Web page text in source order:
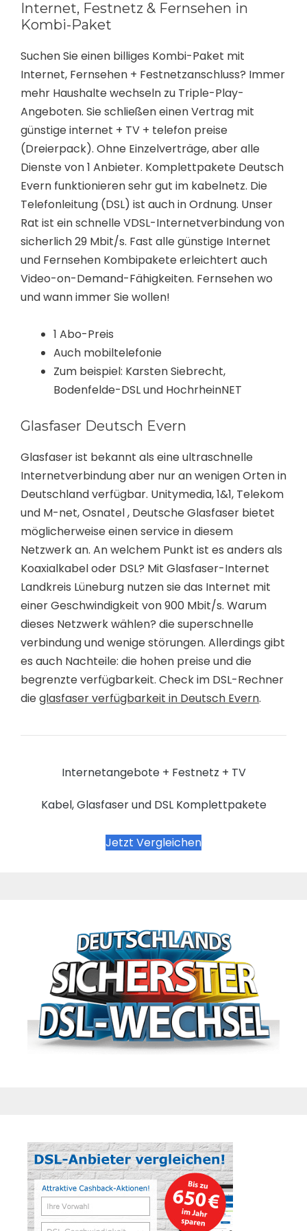
Internet, Festnetz & Fernsehen in
Kombi-Paket
Suchen Sie einen billiges Kombi-Paket mit
Internet, Fernsehen + Festnetzanschluss? Immer
mehr Haushalte wechseln zu Triple-Play-
Angeboten. Sie schließen einen Vertrag mit
günstige internet + TV + telefon preise
(Dreierpack). Ohne Einzelverträge, aber alle
Dienste von 1 Anbieter. Komplettpakete Deutsch
Evern funktionieren sehr gut im kabelnetz. Die
Telefonleitung (DSL) ist auch in Ordnung. Unser
Rat ist ein schnelle VDSL-Internetverbindung von
sicherlich 29 Mbit/s. Fast alle günstige Internet
und Fernsehen Kombipakete erleichtert auch
Video-on-Demand-Fähigkeiten. Fernsehen wo
und wann immer Sie wollen!
1 Abo-Preis
Auch mobiltelefonie
Zum beispiel: Karsten Siebrecht,
Bodenfelde-DSL und HochrheinNET
Glasfaser Deutsch Evern
Glasfaser ist bekannt als eine ultraschnelle
Internetverbindung aber nur an wenigen Orten in
Deutschland verfügbar. Unitymedia, 1&1, Telekom
und M-net, Osnatel , Deutsche Glasfaser bietet
möglicherweise einen service in diesem
Netzwerk an. An welchem Punkt ist es anders als
Koaxialkabel oder DSL? Mit Glasfaser-Internet
Landkreis Lüneburg nutzen sie das Internet mit
einer Geschwindigkeit von 900 Mbit/s. Warum
dieses Netzwerk wählen? die superschnelle
verbindung und wenige störungen. Allerdings gibt
es auch Nachteile: die hohen preise und die
begrenzte verfügbarkeit. Check im DSL-Rechner
dieglasfaser verfügbarkeit in Deutsch Evern.
Internetangebote + Festnetz + TV
Kabel, Glasfaser und DSL Komplettpakete
Jetzt Vergleichen